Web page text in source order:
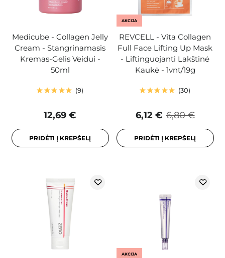
Medicube - Collagen Jelly
Cream - Stangrinamasis
Kremas-Gelis Veidui -
50ml
9
12,69 €
PRIDĖTI Į KREPŠELĮ
AKCIJA
REVCELL - Vita Collagen
Full Face Lifting Up Mask
- Liftinguojanti Lakštinė
Kaukė - 1vnt/19g
30
6,80 €
6,12 €
PRIDĖTI Į KREPŠELĮ
AKCIJA